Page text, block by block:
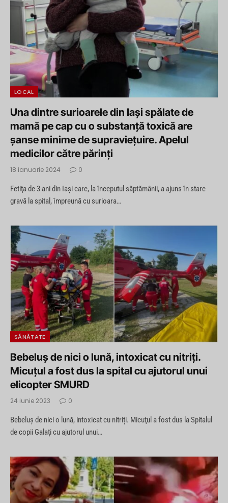
LOCAL
Una dintre surioarele din Iași spălate de
mamă pe cap cu o substanţă toxică are
șanse minime de supraviețuire. Apelul
medicilor către părinţi
18 ianuarie 2024 0
Fetiţa de 3 ani din Iaşi care, la începutul săptămânii, a ajuns în stare
gravă la spital, împreună cu surioara…
SĂNĂTATE
Bebeluș de nici o lună, intoxicat cu nitriți.
Micuţul a fost dus la spital cu ajutorul unui
elicopter SMURD
24 iunie 2023 0
Bebeluș de nici o lună, intoxicat cu nitriți. Micuţul a fost dus la Spitalul
de copii Galați cu ajutorul unui…